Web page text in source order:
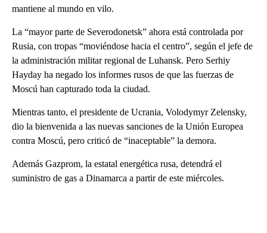
mantiene al mundo en vilo.
La “mayor parte de Severodonetsk” ahora está controlada por
Rusia, con tropas “moviéndose hacia el centro”, según el jefe de
la administración militar regional de Luhansk. Pero Serhiy
Hayday ha negado los informes rusos de que las fuerzas de
Moscú han capturado toda la ciudad.
Mientras tanto, el presidente de Ucrania, Volodymyr Zelensky,
dio la bienvenida a las nuevas sanciones de la Unión Europea
contra Moscú, pero criticó de “inaceptable” la demora.
Además Gazprom, la estatal energética rusa, detendrá el
suministro de gas a Dinamarca a partir de este miércoles.